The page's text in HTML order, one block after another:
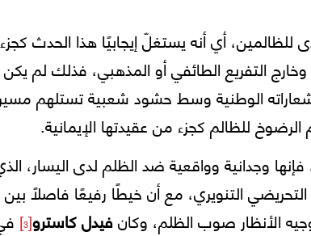
أي أنه يستغلّ إيجابيًا هذا الحدث
التفريع الطائفي أو المذهبي، فذلك لم يكن
الوطنية وسط حشود شعبية تستلهم
للظالم كجزء من عقيدتها الإيمانية.
وجدانية وواقعية ضد الظلم لدى اليسار،
التنويري، مع أن خيطًا رفيعًا فاصلًا بين
الأنظار صوب الظلم، وكانفيدل كاسترو[
3
]